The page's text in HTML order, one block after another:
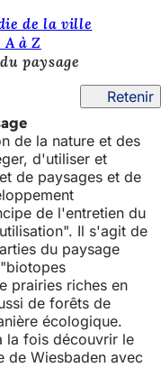
de la ville
à Z
paysage
Retenir
de la nature et des
d'utiliser et
de paysages et de
de l'entretien du
Il s'agit de
du paysage
prairies riches en
de forêts de
écologique.
la fois découvrir le
de Wiesbaden avec